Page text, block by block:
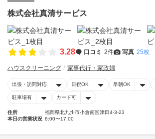
株式会社真清サービス
3.28 口コミ 2件 写真 25枚
ハウスクリーニング 家事代行・家政婦
出張・訪問対応 日祝OK 早朝OK
駐車場有 カード可
住所
福岡県北九州市小倉南区津田4-3-23
本日の営業状況 8:00〜17:00